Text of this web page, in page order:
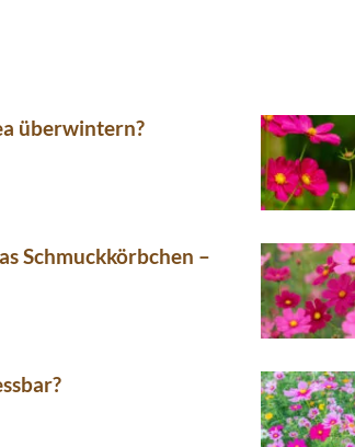
überwintern?
Schmuckkörbchen –